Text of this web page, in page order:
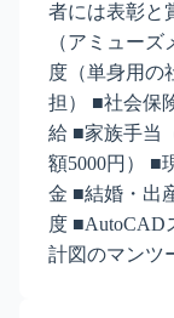
者には表彰と
（アミュー
度（単身用の
担） ■社会保
給 ■家族手当
額5000円） ■
金 ■結婚・出
度 ■AutoCAD
計図のマンツ